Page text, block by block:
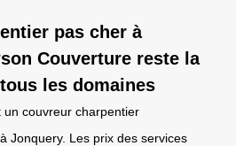
pas cher à
Couverture reste la
les domaines
un couvreur charpentier
Jonquery. Les prix des services